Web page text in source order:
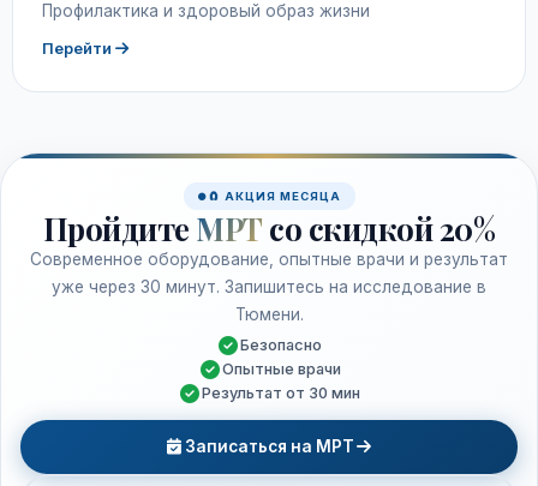
Профилактика и здоровый образ жизни
Перейти
🧲 АКЦИЯ МЕСЯЦА
Пройдите МРТ со скидкой 20%
Современное оборудование, опытные врачи и результат
уже через 30 минут. Запишитесь на исследование в
Тюмени.
Безопасно
Опытные врачи
Результат от 30 мин
Записаться на МРТ